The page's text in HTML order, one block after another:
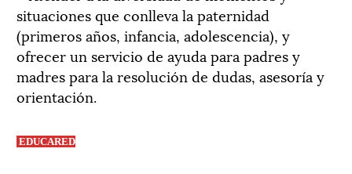
situaciones que conlleva la paternidad
(primeros años, infancia, adolescencia), y
ofrecer un servicio de ayuda para padres y
madres para la resolución de dudas, asesoría y
orientación.
EDUCARED